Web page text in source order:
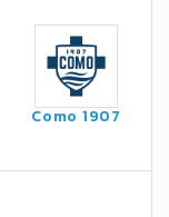
Como 1907